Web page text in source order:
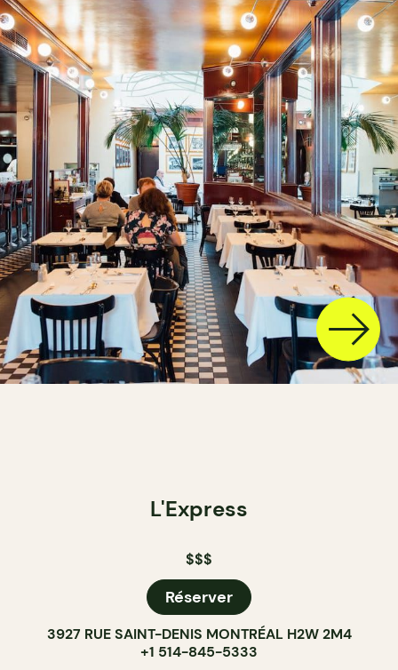
L'Express
$$$
Réserver
3927 RUE SAINT-DENIS MONTRÉAL H2W 2M4
+1 514-845-5333